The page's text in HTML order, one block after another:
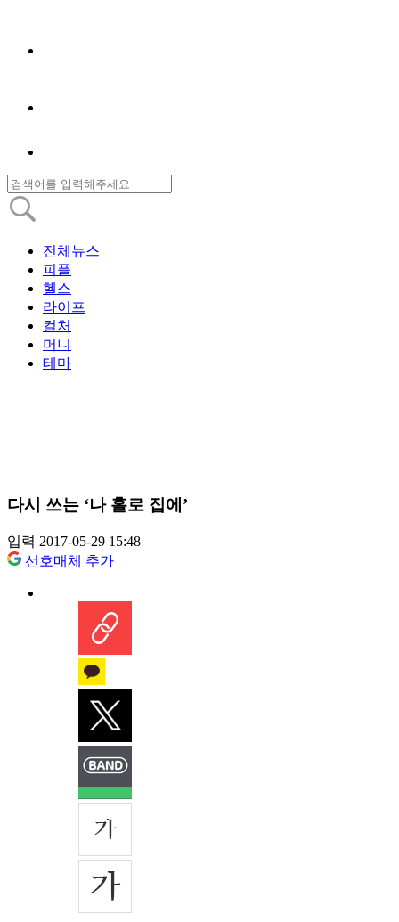
전체뉴스
피플
헬스
라이프
컬처
머니
테마
다시 쓰는 ‘나 홀로 집에’
입력 2017-05-29 15:48
선호매체 추가